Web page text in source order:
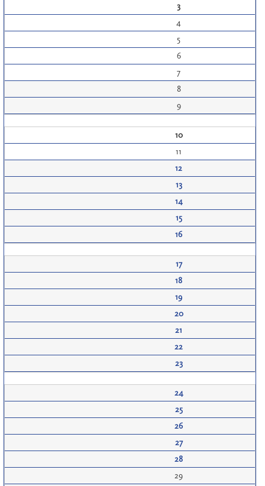
3
4
5
6
7
8
9
10
11
12
13
14
15
16
17
18
19
20
21
22
23
24
25
26
27
28
29